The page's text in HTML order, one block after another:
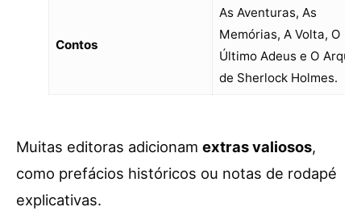
Contos
As Aventuras, As
Memórias, A Volta, O
Último Adeus e O
de Sherlock Holmes.
Muitas editoras adicionam extras valiosos,
como prefácios históricos ou notas de rodapé
explicativas.